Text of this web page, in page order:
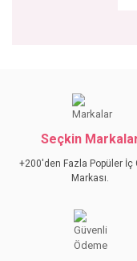
kullanarak
Görüş ve
Ürün
Ürün fiyatı diğer
Bu ürüne benzer
Seçkin
+200'den Fazla Popüler İç
Markası.